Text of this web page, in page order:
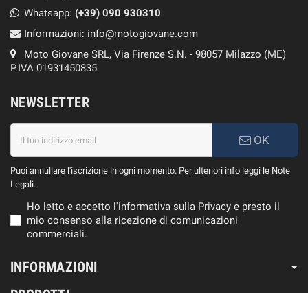
Whatsapp: (+39) 090 930310
Informazioni: info@motogiovane.com
Moto Giovane SRL, Via Firenze S.N. - 98057 Milazzo (ME)
P.IVA 01931450835
NEWSLETTER
OK
Puoi annullare l'iscrizione in ogni momento. Per ulteriori info leggi le Note
Legali.
Ho letto e accetto l'informativa sulla Privacy e presto il
mio consenso alla ricezione di comunicazioni
commerciali.
INFORMAZIONI